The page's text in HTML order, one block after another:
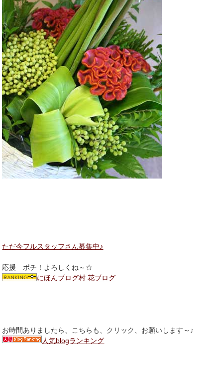
ただ今フルスタッフさん募集中♪
応援 ポチ！よろしくね～☆
にほんブログ村 花ブログ
お時間ありましたら、こちらも、クリック、お願いします～♪
人気blogランキング